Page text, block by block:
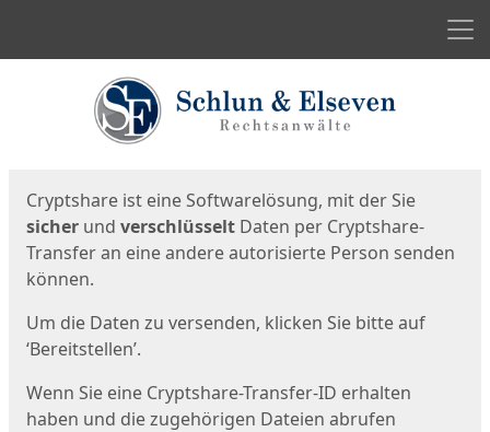
Cryptshare ist eine Softwarelösung, mit der Sie
sicher und verschlüsselt Daten per Cryptshare-
Transfer an eine andere autorisierte Person senden
können.
Um die Daten zu versenden, klicken Sie bitte auf
‘Bereitstellen’.
Wenn Sie eine Cryptshare-Transfer-ID erhalten
haben und die zugehörigen Dateien abrufen